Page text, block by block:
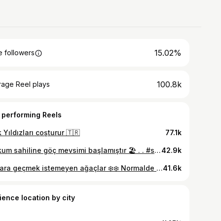
followers 15.02%
Reel plays 100.8k
performing Reels
Yıldızları coşturur 🇹🇷 77.1k
Atakum sahiline göç mevsimi başlamıştır 🏖️ . . #samsun42.9k
Bahara geçmek istemeyen ağaçlar ❄️❄️ Normalde kar yağdıktan sonra önce ağaçtakiler erir burda tam tersi Ağaçta kar var yerde yok:) Böyle olunca hem bahar hem kış görüntüsünü içeren bir tablo çıkıyor ortaya 🍀 ❄️41.6k
location by city